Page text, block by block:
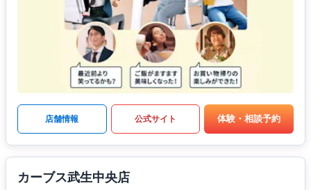
店舗情報 公式サイト 体験・相談予約
カーブス武生中央店